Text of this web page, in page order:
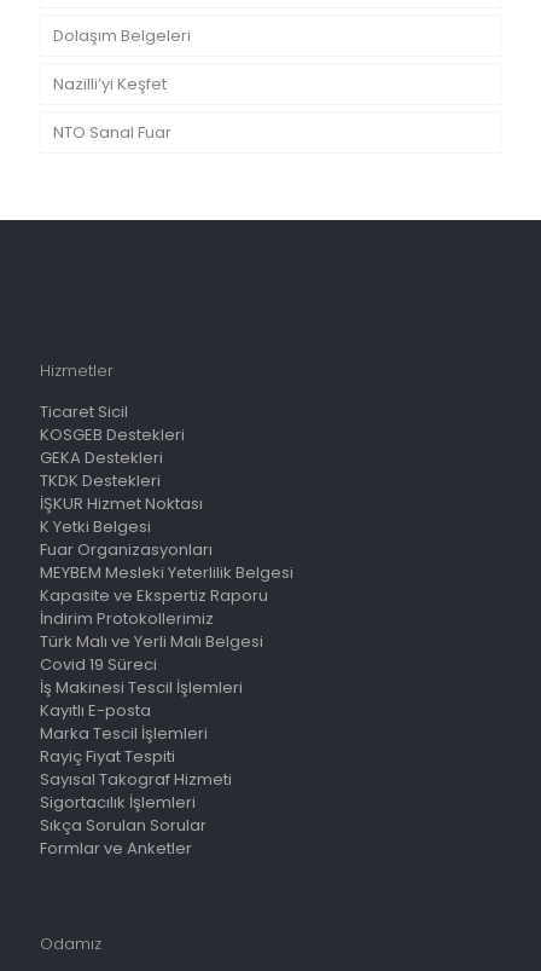
Dolaşım Belgeleri
Nazilli’yi Keşfet
NTO Sanal Fuar
Hizmetler
Ticaret Sicil
KOSGEB Destekleri
GEKA Destekleri
TKDK Destekleri
İŞKUR Hizmet Noktası
K Yetki Belgesi
Fuar Organizasyonları
MEYBEM Mesleki Yeterlilik Belgesi
Kapasite ve Ekspertiz Raporu
İndirim Protokollerimiz
Türk Malı ve Yerli Malı Belgesi
Covid 19 Süreci
İş Makinesi Tescil İşlemleri
Kayıtlı E-posta
Marka Tescil İşlemleri
Rayiç Fiyat Tespiti
Sayısal Takograf Hizmeti
Sigortacılık İşlemleri
Sıkça Sorulan Sorular
Formlar ve Anketler
Odamız